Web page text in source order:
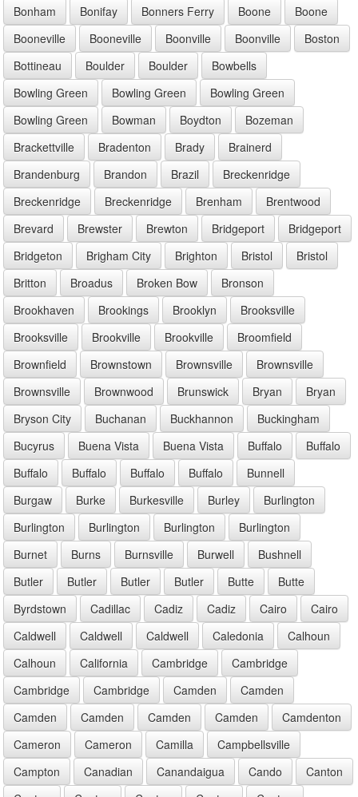
Bonham
Bonifay Bonners Ferry Boone
Boone
Booneville
Booneville Boonville Boonville
Boston
Bottineau
Boulder Boulder
Bowbells
Bowling Green
Bowling Green
Bowling Green
Bowling Green
Bowman Boydton
Bozeman
Brackettville
Bradenton Brady
Brainerd
Brandenburg
Brandon Brazil
Breckenridge
Breckenridge
Breckenridge Brenham
Brentwood
Brevard
Brewster Brewton Bridgeport
Bridgeport
Bridgeton
Brigham City Brighton Bristol
Bristol
Britton
Broadus Broken Bow
Bronson
Brookhaven
Brookings Brooklyn
Brooksville
Brooksville
Brookville Brookville
Broomfield
Brownfield
Brownstown Brownsville
Brownsville
Brownsville
Brownwood Brunswick Bryan
Bryan
Bryson City
Buchanan Buckhannon
Buckingham
Bucyrus
Buena Vista Buena Vista Buffalo
Buffalo
Buffalo
Buffalo Buffalo Buffalo
Bunnell
Burgaw
Burke Burkesville Burley
Burlington
Burlington
Burlington Burlington
Burlington
Burnet
Burns Burnsville Burwell
Bushnell
Butler
Butler Butler Butler Butte
Butte
Byrdstown
Cadillac Cadiz Cadiz Cairo
Cairo
Caldwell
Caldwell Caldwell Caledonia
Calhoun
Calhoun
California Cambridge
Cambridge
Cambridge
Cambridge Camden
Camden
Camden
Camden Camden Camden
Camdenton
Cameron
Cameron Camilla
Campbellsville
Campton
Canadian Canandaigua Cando
Canton